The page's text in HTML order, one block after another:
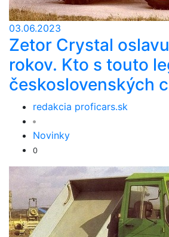
03.06.2023
Zetor Crystal
rokov. Kto s touto
československých
redakcia proficars.sk
Novinky
0